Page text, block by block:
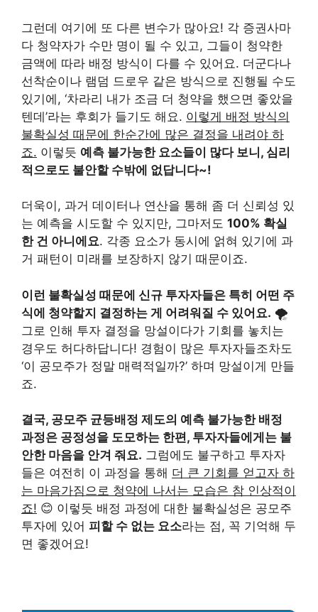
그런데 여기에 또 다른 변수가 많아요! 각 증권사마
다 청약자가 수만 명이 될 수 있고, 그들이 청약한
금액에 따라 배정 방식이 다를 수 있어요. 더군다나
선착순이나 램덤 드로우 같은 방식으로 진행될 수도
있기에, ‘차라리 내가 조금 더 청약을 했으면 좋았을
텐데’라는 후회가 들기도 해요. 이렇게 배정 방식의
불확실성 때문에 한순간에 많은 결정을 내려야 하
죠. 이렇듯 예측 불가능한 요소들이 많다 보니, 심리
적으로도 불안할 수밖에 없답니다~!
더욱이, 과거 데이터나 연산을 통해 좀 더 신뢰성 있
는 예측을 시도할 수 있지만, 그마저도 100% 확실
한 건 아니에요. 각종 요소가 동시에 얽혀 있기에 과
거 패턴이 미래를 보장하지 않기 때문이죠.
이런 불확실성 때문에 신규 투자자들은 특히 어떤 주
식에 청약할지 결정하는 게 어려워질 수 있어요. 🌪️
그로 인해 투자 결정을 망설이다가 기회를 놓치는
경우도 허다하답니다! 경험이 많은 투자자들조차도
‘이 공모주가 정말 매력적일까?’ 하며 망설이게 만들
죠.
결국, 공모주 균등배정 제도의 예측 불가능한 배정
과정은 공정성을 도모하는 한편, 투자자들에게는 불
안한 마음을 안겨 줘요. 그럼에도 불구하고 투자자
들은 여전히 이 과정을 통해 더 큰 기회를 얻고자 하
는 마음가짐으로 청약에 나서는 모습은 참 인상적이
죠! 😊 이렇듯 배정 과정에 대한 불확실성은 공모주
투자에 있어 피할 수 없는 요소라는 점, 꼭 기억해 두
면 좋겠어요!